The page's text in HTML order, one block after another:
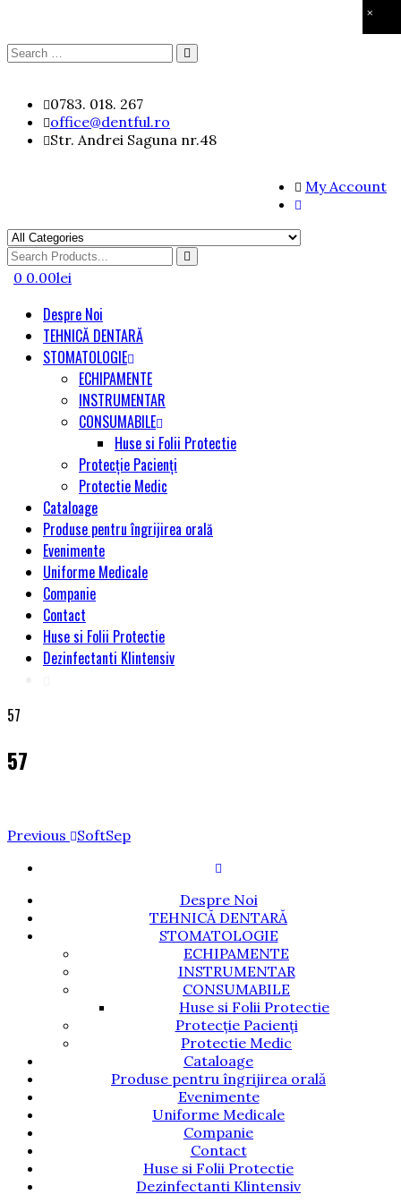
×
Search
content
0783. 018. 267
office@dentful.ro
Str. Andrei Saguna nr.48
My Account
Search
for
0 0.00lei
Despre Noi
TEHNICĂ DENTARĂ
STOMATOLOGIE
ECHIPAMENTE
INSTRUMENTAR
CONSUMABILE
Huse si Folii Protectie
Protecție Pacienți
Protectie Medic
Cataloage
Produse pentru îngrijirea orală
Evenimente
Uniforme Medicale
Companie
Contact
Huse si Folii Protectie
Dezinfectanti Klintensiv
57
57
Navigare
articole
Previous
Previous SoftSep
Despre Noi
TEHNICĂ DENTARĂ
STOMATOLOGIE
ECHIPAMENTE
INSTRUMENTAR
CONSUMABILE
Huse si Folii Protectie
Protecție Pacienți
Protectie Medic
Cataloage
Produse pentru îngrijirea orală
Evenimente
Uniforme Medicale
Companie
Contact
Huse si Folii Protectie
Dezinfectanti Klintensiv